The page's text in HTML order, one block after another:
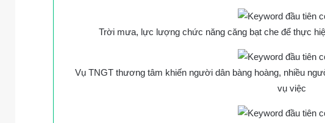
Trời mưa, lực lượng chức năng căng bạt che để thực
Vụ TNGT thương tâm khiến người dân bàng hoàng, nhiều
vụ việc